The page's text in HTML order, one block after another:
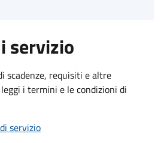
servizio
scadenze, requisiti e altre
i termini e le condizioni di
servizio